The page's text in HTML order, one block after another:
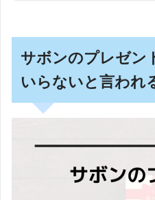
サボンのプレゼン
いらないと言われ